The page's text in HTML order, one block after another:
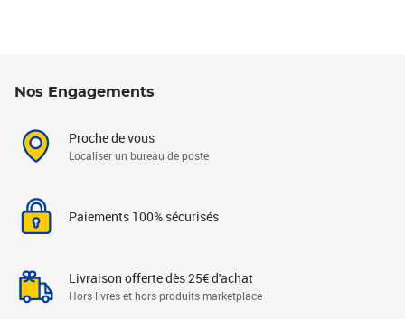
Nos Engagements
Proche de vous
Localiser un bureau de poste
Paiements 100% sécurisés
Livraison offerte dès 25€ d'achat
Hors livres et hors produits marketplace